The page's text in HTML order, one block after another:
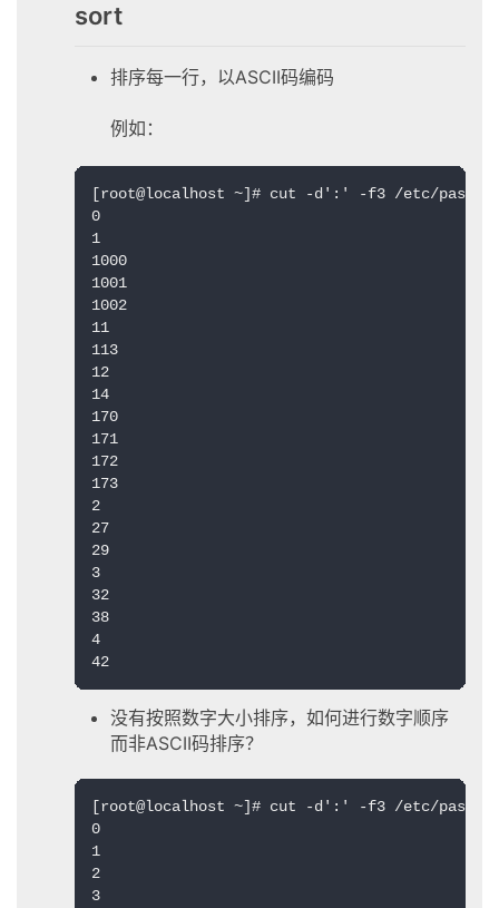
sort
排序每一行，以ASCII码编码
例如：
[root@localhost ~]# cut -d':' -f3 /etc/
0
1
1000
1001
1002
11
113
12
14
170
171
172
173
2
27
29
3
32
38
4
42
没有按照数字大小排序，如何进行数字顺序
而非ASCII码排序？
[root@localhost ~]# cut -d':' -f3 /etc/
0
1
2
3